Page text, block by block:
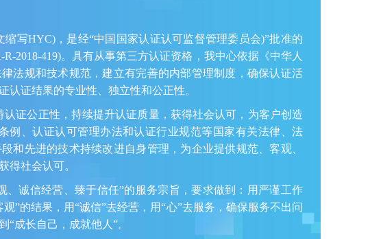
写HYC)，是经“中国国家认证认可监督管理委员会)”批准的
2018-419)。具有从事第三方认证资格，我中心依据《中华人
法规和技术规范，建立有完善的内部管理制度，确保认证活
认证结果的专业性、独立性和公正性。
证公正性，持续提升认证质量，获得社会认可，为客户创造
例、认证认可管理办法和认证行业规范等国家有关法律、法
和先进的技术持续改进自身管理，为企业提供规范、客观、
得社会认可。
、诚信经营、臻于信任”的服务宗旨，要求做到：用严谨工作
”的结果，用“诚信”去经营，用“心”去服务，确保服务不出问
成长自己，成就他人”。